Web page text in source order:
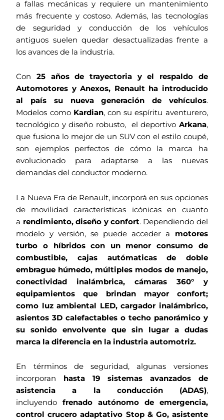
a fallas mecánicas y requiere un mantenimiento
más frecuente y costoso. Además, las tecnologías
de seguridad y conducción de los vehículos
antiguos suelen quedar desactualizadas frente a
los avances de la industria.
Con25 años de trayectoria y el respaldo de
Automotores y Anexos, Renault ha introducido
al país su nueva generación de vehículos.
Modelos como Kardian, con su espíritu aventurero,
tecnológico y diseño robusto, el deportivo Arkana,
que fusiona lo mejor de un SUV con el estilo coupé,
son ejemplos perfectos de cómo la marca ha
evolucionado para adaptarse a las nuevas
demandas del conductor moderno.
La Nueva Era de Renault, incorporá en sus opciones
de movilidad características icónicas en cuanto
a rendimiento, diseño y confort. Dependiendo del
modelo y versión, se puede acceder a motores
turbo o híbridos con un menor consumo de
combustible, cajas autómaticas de doble
embrague húmedo, múltiples modos de manejo,
conectividad inalámbrica, cámaras 360° y
equipamientos que brindan mayor confort;
como luz ambiental LED, cargador inalámbrico,
asientos 3D calefactables o techo panorámico y
su sonido envolvente que sin lugar a dudas
marca la diferencia en la industria automotriz.
En términos de seguridad, algunas versiones
incorporan
hasta 19 sistemas avanzados de
asistencia a la conducción (ADAS),
incluyendofrenado autónomo de emergencia,
control crucero adaptativo Stop & Go, asistente